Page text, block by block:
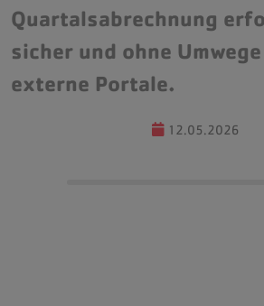
Komplettsysteme &
Cloud-Services
Quartalsabrechnung
sicher und ohne
externe Portale.
12.05.2026